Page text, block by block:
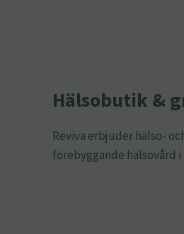
Hälsobutik &
Reviva erbjuder hälso-
förebyggande hälsovård